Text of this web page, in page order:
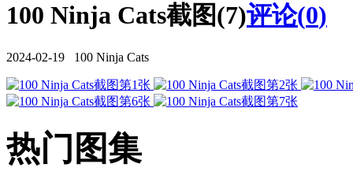
100 Ninja Cats截图(7)评论(0)
2024-02-19 100 Ninja Cats
热门图集